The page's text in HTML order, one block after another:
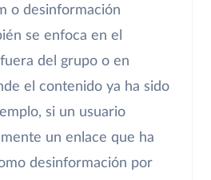
o desinformación
se enfoca en el
del grupo o en
el contenido ya ha sido
si un usuario
un enlace que ha
desinformación por